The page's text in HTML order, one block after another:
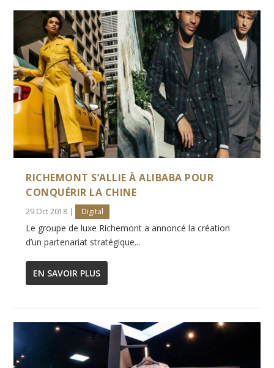
RICHEMONT S’ALLIE À ALIBABA POUR
CONQUÉRIR LA CHINE
29 Oct 2018 | Digital
Le groupe de luxe Richemont a annoncé la création
d’un partenariat stratégique...
EN SAVOIR PLUS